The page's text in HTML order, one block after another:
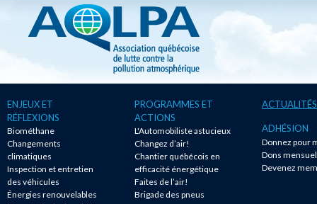
ENJEUX ET
RÉFLEXIONS
Biométhane
Changements
climatiques
Inspection et entretien
des véhicules
Énergies renouvelables
PROGRAMMES ET
ACTIONS
L'Automobiliste astucieux
Changez d’air!
Chantier québécois en
efficacité énergétique
Faites de l’air!
Brigade des pneus
ACTUALITÉS
ADHÉSION
Donnez pour
Dons
Devenez